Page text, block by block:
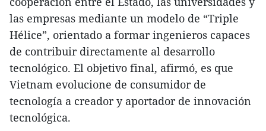
las empresas mediante un modelo de “Triple
Hélice”, orientado a formar ingenieros capaces
de contribuir directamente al desarrollo
tecnológico. El objetivo final, afirmó, es que
Vietnam evolucione de consumidor de
tecnología a creador y aportador de innovación
tecnológica.